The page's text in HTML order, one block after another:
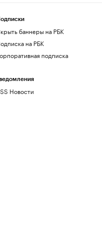
баннеры на РБК
на РБК
подписка
Новости